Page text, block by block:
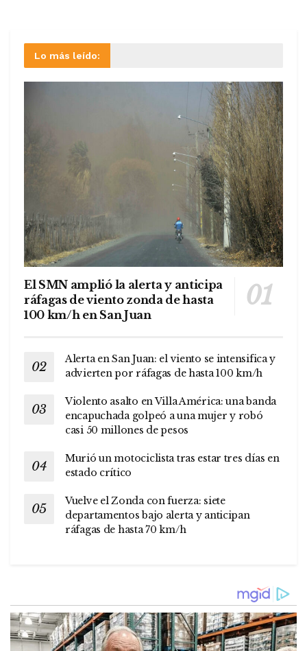
Lo más leído:
El SMN amplió la alerta y anticipa
ráfagas de viento zonda de hasta
100 km/h en San Juan
Alerta en San Juan: el viento se intensifica y
advierten por ráfagas de hasta 100 km/h
Violento asalto en Villa América: una banda
encapuchada golpeó a una mujer y robó
casi 50 millones de pesos
Murió un motociclista tras estar tres días en
estado crítico
Vuelve el Zonda con fuerza: siete
departamentos bajo alerta y anticipan
ráfagas de hasta 70 km/h